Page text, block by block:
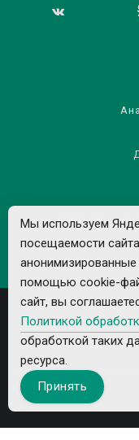
Правила
Политика
Все рекламируемые
Мы используем
посещаемости
помощью cookie-
сайт, вы
Политикой
обработкой таких
ресурса.
Принять